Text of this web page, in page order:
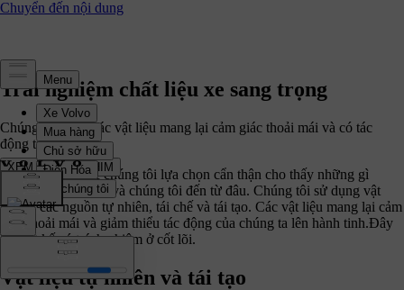
Trải nghiệm chất liệu xe sang trọng
Chúng tôi chọn các vật liệu mang lại cảm giác thoải mái và có tác
động tích cực.
Các vật liệu được chúng tôi lựa chọn cẩn thận cho thấy những gì
chúng tôi tin tưởng và chúng tôi đến từ đâu. Chúng tôi sử dụng vật
liệu từ các nguồn tự nhiên, tái chế và tái tạo. Các vật liệu mang lại cảm
giác thoải mái và giảm thiểu tác động của chúng ta lên hành tinh.Đây
là thiết kế có trách nhiệm ở cốt lõi.
Vật liệu tự nhiên và tái tạo
XEM THƯỚC PHIM